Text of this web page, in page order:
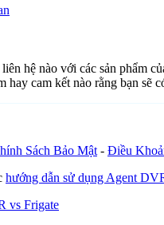
hệ nào với các sản phẩm
cam kết nào rằng bạn sẽ
Sách Bảo Mật - Điều
hướng dẫn sử dụng Agent
vs Frigate